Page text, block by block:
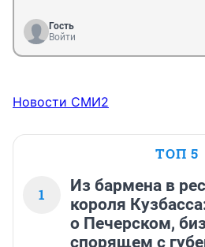
Гость
Войти
Новости СМИ2
ТОП 5
1
Из бармена в
короля
о Печерском,
спорящем с